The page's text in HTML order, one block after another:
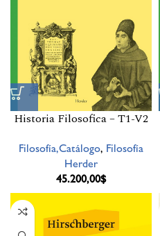
Historia Filosofica – T1-V2
Filosofía,Catálogo, Filosofía
Herder
45.200,00$